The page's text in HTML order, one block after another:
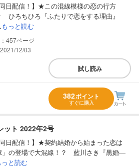
同日配信！】★この混線模様の恋の行方
ひろちひろ『ふたりで恋をする理由』
もっと読む
457
12/03
試し読み
382ポイント
すぐに購入
ット 2022年2号
同日配信！】★契約結婚から始まった恋は
」の登場で大混線！？ 藍川さき『黒婚―
っと読む